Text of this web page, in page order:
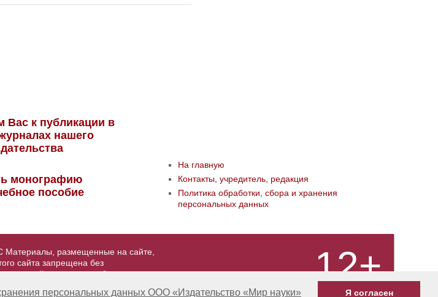
персональных данных ООО «Издательство «Мир науки» Я согласен
Вас к публикации в
нашего
монографию
пособие
На главную
Контакты, учредитель, редакция
Политика обработки, сбора и хранения
персональных данных
Материалы, размещенные на сайте,
сайта запрещена без
на сайте научные публикации
12+